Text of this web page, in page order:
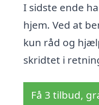
I sidste ende
hjem. Ved at
kun råd og
skridtet i
Få 3 tilbud,